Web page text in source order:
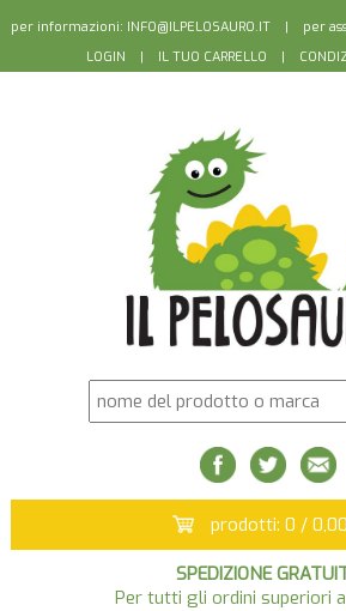
per informazioni: INFO@ILPELOSAURO.IT | per
LOGIN | IL TUO CARRELLO |
prodotti: 0 /
SPEDIZIONE
Per tutti gli ordini superiori a